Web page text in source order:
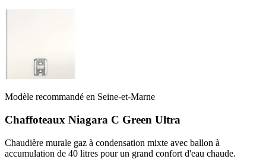
Modèle recommandé en Seine-et-Marne
Chaffoteaux Niagara C Green Ultra
Chaudière murale gaz à condensation mixte avec ballon à
accumulation de 40 litres pour un grand confort d'eau chaude.